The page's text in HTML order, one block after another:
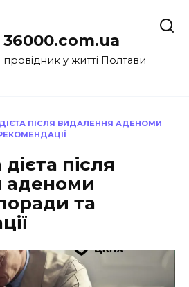
36000.com.ua
у житті Полтави
ПІСЛЯ ВИДАЛЕННЯ АДЕНОМИ
після
аденоми
та